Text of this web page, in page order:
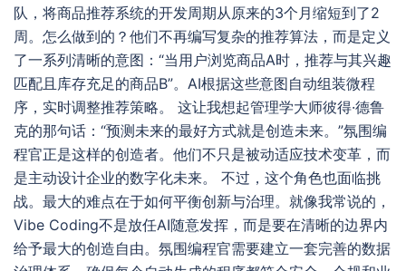
队，将商品推荐系统的开发周期从原来的3个月缩短到了2
周。怎么做到的？他们不再编写复杂的推荐算法，而是定义
了一系列清晰的意图：“当用户浏览商品A时，推荐与其兴趣
匹配且库存充足的商品B”。AI根据这些意图自动组装微程
序，实时调整推荐策略。 这让我想起管理学大师彼得·德鲁
克的那句话：“预测未来的最好方式就是创造未来。”氛围编
程官正是这样的创造者。他们不只是被动适应技术变革，而
是主动设计企业的数字化未来。 不过，这个角色也面临挑
战。最大的难点在于如何平衡创新与治理。就像我常说的，
Vibe Coding不是放任AI随意发挥，而是要在清晰的边界内
给予最大的创造自由。氛围编程官需要建立一套完善的数据